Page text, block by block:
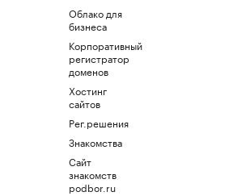
Облако для
бизнеса
Корпоративный
регистратор
доменов
Хостинг
сайтов
Рег.решения
Знакомства
Сайт
знакомств
podbor.ru